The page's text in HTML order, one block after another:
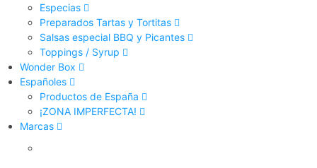
Especias
Preparados Tartas y Tortitas
Salsas especial BBQ y Picantes
Toppings / Syrup
Wonder Box
Españoles
Productos de España
¡ZONA IMPERFECTA!
Marcas